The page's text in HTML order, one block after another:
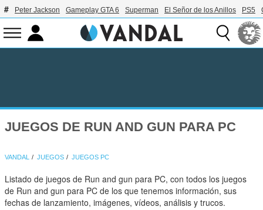
Peter Jackson Gameplay GTA 6 Superman El Señor de los Anillos PS5
JUEGOS DE RUN AND GUN PARA PC
VANDAL JUEGOS JUEGOS PC
Listado de juegos de Run and gun para PC, con todos los juegos
de Run and gun para PC de los que tenemos información, sus
fechas de lanzamiento, imágenes, vídeos, análisis y trucos.